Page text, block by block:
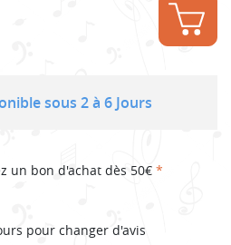
sous 2 à 6 Jours
un bon d'achat dès 50€ *
pour changer d'avis